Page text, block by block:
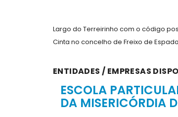
Largo do Terreirinho com o código
Cinta no concelho de Freixo de
ENTIDADES / EMPRESAS
ESCOLA
DA MISERICÓRDIA